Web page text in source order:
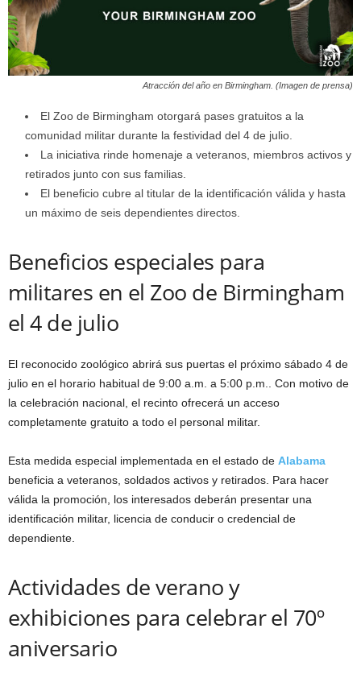
Atracción del año en Birmingham. (Imagen de prensa)
El Zoo de Birmingham otorgará pases gratuitos a la
comunidad militar durante la festividad del 4 de julio.
La iniciativa rinde homenaje a veteranos, miembros activos y
retirados junto con sus familias.
El beneficio cubre al titular de la identificación válida y hasta
un máximo de seis dependientes directos.
Beneficios especiales para
militares en el Zoo de Birmingham
el 4 de julio
El reconocido zoológico abrirá sus puertas el próximo sábado 4 de
julio en el horario habitual de 9:00 a.m. a 5:00 p.m.. Con motivo de
la celebración nacional, el recinto ofrecerá un acceso
completamente gratuito a todo el personal militar.
Esta medida especial implementada en el estado de Alabama
beneficia a veteranos, soldados activos y retirados. Para hacer
válida la promoción, los interesados deberán presentar una
identificación militar, licencia de conducir o credencial de
dependiente.
Actividades de verano y
exhibiciones para celebrar el 70º
aniversario